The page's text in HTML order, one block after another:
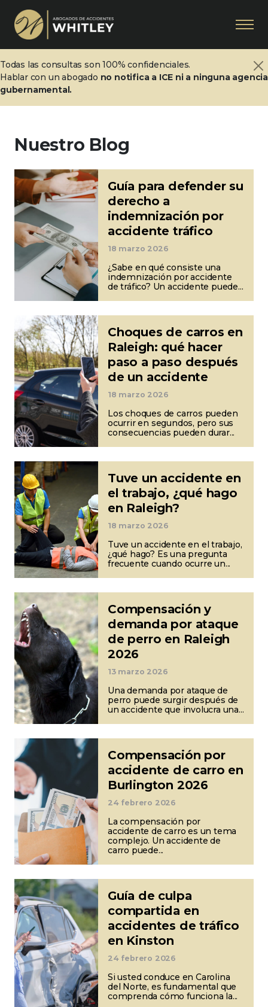
Todas las consultas son 100% confidenciales.
Hablar con un abogado no notifica a ICE ni a ninguna agencia
gubernamental.
Nuestro Blog
Guía para defender su
derecho a
indemnización por
accidente tráfico
18 marzo 2026
¿Sabe en qué consiste una
indemnización por accidente
de tráfico? Un accidente puede...
Choques de carros en
Raleigh: qué hacer
paso a paso después
de un accidente
18 marzo 2026
Los choques de carros pueden
ocurrir en segundos, pero sus
consecuencias pueden durar...
Tuve un accidente en
el trabajo, ¿qué hago
en Raleigh?
18 marzo 2026
Tuve un accidente en el trabajo,
¿qué hago? Es una pregunta
frecuente cuando ocurre un...
Compensación y
demanda por ataque
de perro en Raleigh
2026
13 marzo 2026
Una demanda por ataque de
perro puede surgir después de
un accidente que involucra una...
Compensación por
accidente de carro en
Burlington 2026
24 febrero 2026
La compensación por
accidente de carro es un tema
complejo. Un accidente de
carro puede...
Guía de culpa
compartida en
accidentes de tráfico
en Kinston
24 febrero 2026
Si usted conduce en Carolina
del Norte, es fundamental que
comprenda cómo funciona la...